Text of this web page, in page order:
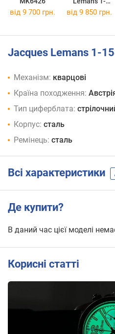
1841ZL
від 9 700 грн. від 9 850 грн.
Jacques Lemans 1-
Механізм: кварцові
Країна походження:
Тип циферблата:
Корпус: сталь
Ремінець: сталь
Всі характеристики
Де купити?
В даний час цієї моделі
Корисні статті